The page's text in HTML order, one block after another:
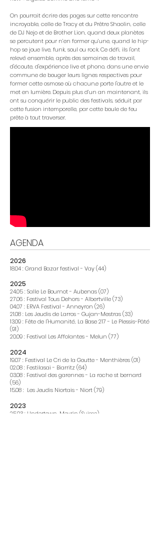
On pourrait écrire des pages sur cette rencontre
incroyable, celle de Tracy et du Prêtre Shaolin, celle
de DJ Nejo et de Brother Lion, quand deux planètes
se percutent pour n’en former qu’une, quand le hip-
hop se joue live, funk, soul ou rock. Ce défi, ils l'ont
relevé ensemble, après des semaines de travail,
d'écoute, d'expérience live et phono, dans une envie
commune de bouger leurs lignes respectives pour
former cette osmose où chacun.e porte l'autre et le
met en lumière. Depuis plus d’un an maintenant, ils
ont su conquérir le public des festivals, séduit par
cette fusion intemporelle, par cette boule de feu
prête à tout traverser.
AGENDA
2026
18.04 : Grand Bazar festival - Vay (44)
2025
24.05 : Salle Le Bournot - Aubenas (07)
27.06 : Festival Tous Dehors - Albertville (73)
04.07 : ERVA Festival - Anneyron (26)
21.08 : Les Jeudis de Larros - Gujan-Mestras (33)
13.09 : Fête de l'Humanité, La Base 217 - Le Plessis-Pâté
(91)
20.09 : Festival Les Affolantes - Melun (77)
2024
19.07 : Festival Le Cri de la Goutte - Menthières (01)
02.08 : Festilasai - Biarritz (64)
03.08 : Festival des garennes - La roche st bernard
(56)
15.08 : Les Jeudis Niortais - Niort (79)
2023
25.03 : Undertown, Meyrin (Suisse)